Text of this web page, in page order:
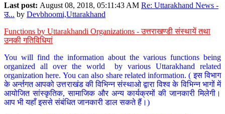
Last post: August 08, 2018, 05:11:43 AM Re: Uttarakhand News -
उ... by Devbhoomi,Uttarakhand
Functions by Uttarakhandi Organizations - उत्तराखण्डी संस्थायें तथा
उनकी गतिविधियां
You will find the information about the various functions being
organized all over the world by various Uttarakhand related
organization here. You can also share related information. ( इस विभाग
के अर्न्तगत आपको उत्तराखंड की विभिन्न संस्थाओ द्वारा विश्व के विभिन्न भागों में
आयोजित सांस्कृतिक, सामाजिक और अन्य कार्यक्रमों की जानकारी मिलेगी।
आप भी यहाँ इससे संबंधित जानकारी डाल सकते हैं।)